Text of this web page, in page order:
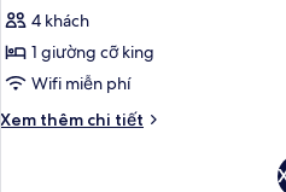
Junior
Suite
King
Swim
4 khách
1 giường cỡ king
Wifi miễn phí
Xem thêm chi tiết
Chi